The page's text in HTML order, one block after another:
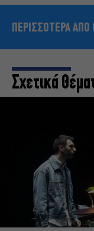
ΠΕΡΙΣΣΟΤΕΡΑ ΑΠΟ
Σχετικά